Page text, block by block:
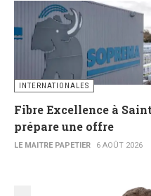
INTERNATIONALES
Fibre Excellence à
prépare une offre
LE MAITRE PAPETIER 6 AOÛT 2026